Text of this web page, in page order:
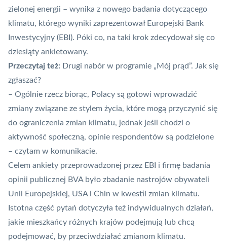
zielonej energii – wynika z nowego badania dotyczącego
klimatu, którego wyniki zaprezentował Europejski Bank
Inwestycyjny (EBI). Póki co, na taki krok zdecydował się co
dziesiąty ankietowany.
Przeczytaj też: Drugi nabór w programie „Mój prąd”. Jak się
zgłaszać?
– Ogólnie rzecz biorąc, Polacy są gotowi wprowadzić
zmiany związane ze stylem życia, które mogą przyczynić się
do ograniczenia zmian klimatu, jednak jeśli chodzi o
aktywność społeczną, opinie respondentów są podzielone
– czytam w komunikacie.
Celem ankiety przeprowadzonej przez EBI i firmę badania
opinii publicznej BVA było zbadanie nastrojów obywateli
Unii Europejskiej, USA i Chin w kwestii zmian klimatu.
Istotna część pytań dotyczyła też indywidualnych działań,
jakie mieszkańcy różnych krajów podejmują lub chcą
podejmować, by przeciwdziałać zmianom klimatu.